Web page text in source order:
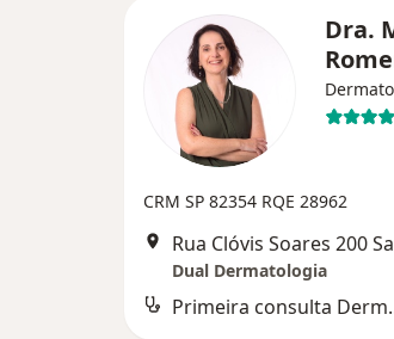
Dra.
CRM SP 82354 RQE 28962
Dual Dermatologia